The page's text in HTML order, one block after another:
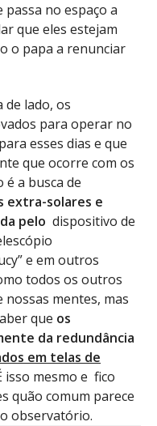
passa no espaço a
que eles estejam
o papa a renunciar
de lado, os
para operar no
esses dias e que
que ocorre com os
a busca de
extra-solares e
pelo dispositivo de
e em outros
todos os outros
mentes, mas
que os
da redundância
em telas de
isso mesmo e fico
quão comum parece
observatório.